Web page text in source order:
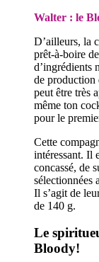
Walter : le
D’ailleurs, la
prêt-à-boire
d’ingrédients
de production
peut être très
même ton
pour le
Cette
intéressant. Il
concassé, de
sélectionnées
Il s’agit de
de 140 g.
Le
Bloody!